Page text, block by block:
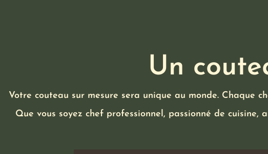
Un
Votre couteau sur mesure sera unique au monde. Chaque
Que vous soyez chef professionnel, passionné de